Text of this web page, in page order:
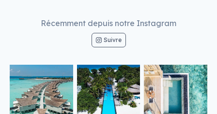
Récemment depuis notre Instagram
Suivre